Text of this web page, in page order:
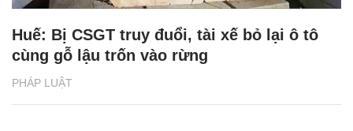
PHÁP LUẬT
Huế: Bị CSGT truy đuổi, tài xế bỏ lại ô tô
cùng gỗ lậu trốn vào rừng